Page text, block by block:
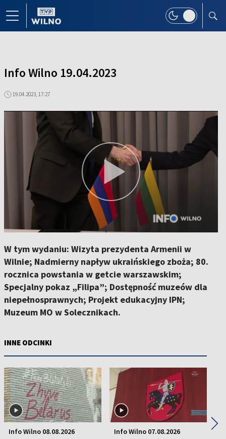
Info Wilno 19.04.2023
19.04.2023, 17:27
W tym wydaniu: Wizyta prezydenta Armenii w
Wilnie; Nadmierny napływ ukraińskiego zboża; 80.
rocznica powstania w getcie warszawskim;
Specjalny pokaz „Filipa”; Dostępność muzeów dla
niepełnosprawnych; Projekt edukacyjny IPN;
Muzeum MO w Solecznikach.
INNE ODCINKI
Info Wilno 08.08.2026 Info Wilno 07.08.2026
▶